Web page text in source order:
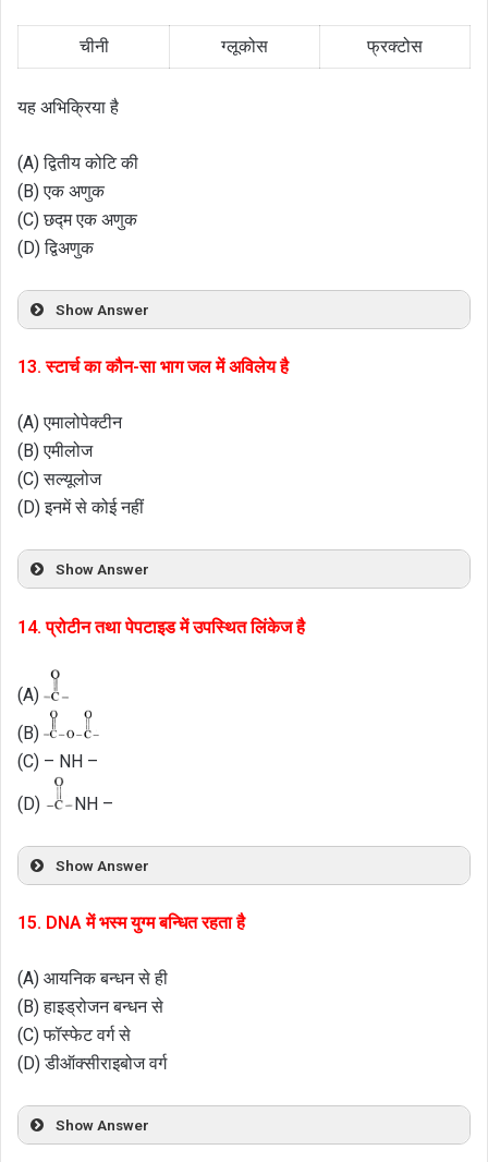
चीनी ग्लूकोस फ्रक्टोस
यह अभिक्रिया है
(A) द्वितीय कोटि की
(B) एक अणुक
(C) छद्म एक अणुक
(D) द्विअणुक
Show Answer
13. स्टार्च का कौन-सा भाग जल में अविलेय है
(A) एमालोपेक्टीन
(B) एमीलोज
(C) सल्यूलोज
(D) इनमें से कोई नहीं
Show Answer
14. प्रोटीन तथा पेपटाइड में उपस्थित लिंकेज है
(A)
(B)
(C) – NH –
(D) NH –
Show Answer
15. DNA में भस्म युग्म बन्धित रहता है
(A) आयनिक बन्धन से ही
(B) हाइड्रोजन बन्धन से
(C) फॉस्फेट वर्ग से
(D) डीऑक्सीराइबोज वर्ग
Show Answer